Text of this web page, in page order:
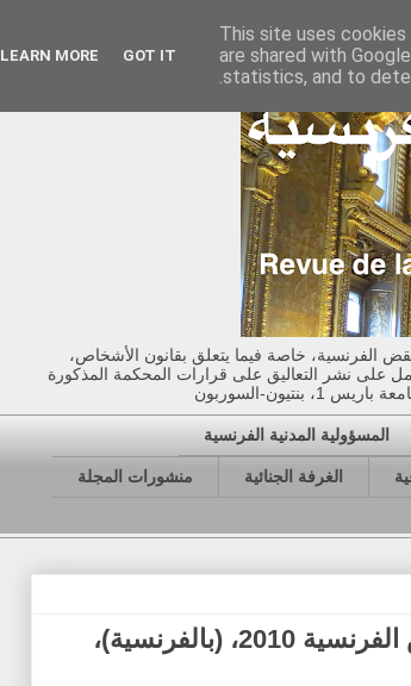
الفرنسية، خاصة فيما يتعلق بقانون الأشخاص،
على نشر التعاليق على قرارات المحكمة المذكورة
السوربون
المسؤولية المدنية الفرنسية
الغرفة الجنائية منشورات المجلة
ر 13، تقرير قضاء محكمة النقض الفرنسية 2010، (بالفرنسية)،
This site uses
are shared with
statistics, and to
LEARN MORE GOT IT